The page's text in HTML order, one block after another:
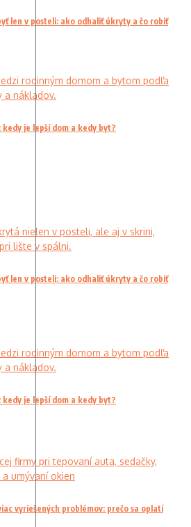
len v posteli: ako odhaliť úkryty a čo robiť
kedy je lepší dom a kedy byt?
len v posteli: ako odhaliť úkryty a čo robiť
kedy je lepší dom a kedy byt?
vyriešených problémov: prečo sa oplatí